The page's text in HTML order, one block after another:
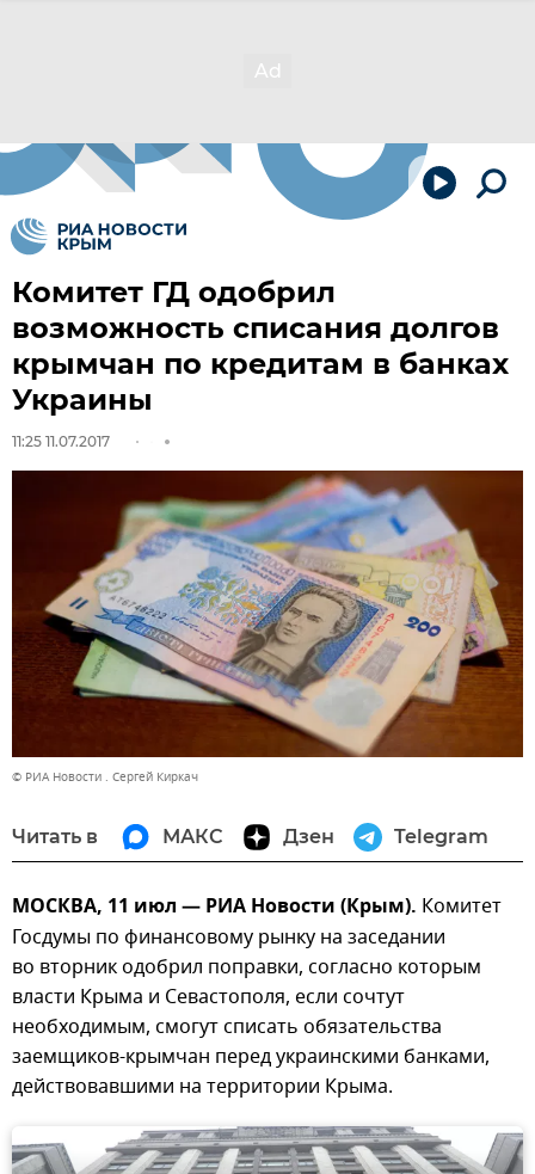
Комитет ГД одобрил
возможность списания долгов
крымчан по кредитам в банках
Украины
11:25 11.07.2017
© РИА Новости . Сергей Киркач
Читать в МАКС Дзен Telegram
МОСКВА, 11 июл — РИА Новости (Крым). Комитет
Госдумы по финансовому рынку на заседании
во вторник одобрил поправки, согласно которым
власти Крыма и Севастополя, если сочтут
необходимым, смогут списать обязательства
заемщиков-крымчан перед украинскими банками,
действовавшими на территории Крыма.